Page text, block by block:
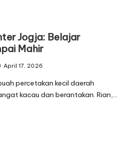
Jogja: Belajar
Mahir
April 17, 2026
percetakan kecil daerah
kacau dan berantakan. Rian,…